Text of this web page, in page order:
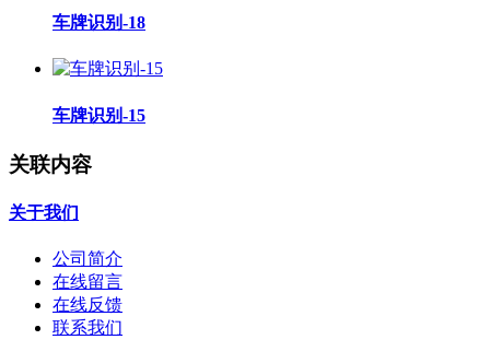
车牌识别-18
车牌识别-15
关联内容
关于我们
公司简介
在线留言
在线反馈
联系我们